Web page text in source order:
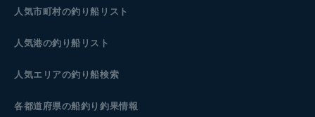
人気市町村の釣り船リスト
人気港の釣り船リスト
人気エリアの釣り船検索
各都道府県の船釣り釣果情報